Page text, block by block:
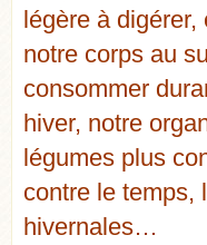
légère à
notre corps au
consommer
hiver, notre
légumes plus
contre le temps,
hivernales…